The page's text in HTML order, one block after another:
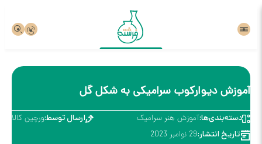
آموزش دیوارکوب سرامیکی به شکل گل
دسته‌بندی‌ها:آموزش هنر سرامیک‌ ارسال توسط:ورچین کالا
تاریخ انتشار:29 نوامبر 2023